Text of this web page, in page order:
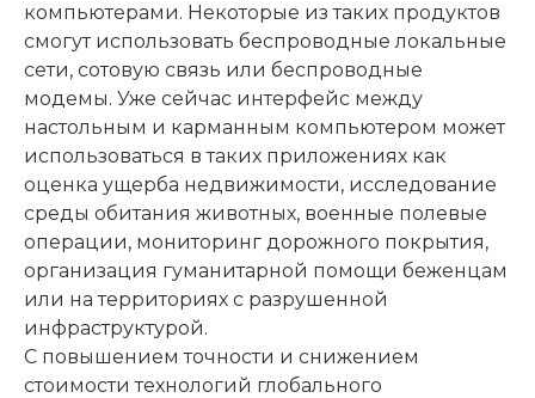
компьютерами. Некоторые из таких продуктов
смогут использовать беспроводные локальные
сети, сотовую связь или беспроводные
модемы. Уже сейчас интерфейс между
настольным и карманным компьютером может
использоваться в таких приложениях как
оценка ущерба недвижимости, исследование
среды обитания животных, военные полевые
операции, мониторинг дорожного покрытия,
организация гуманитарной помощи беженцам
или на территориях с разрушенной
инфраструктурой.
С повышением точности и снижением
стоимости технологий глобального